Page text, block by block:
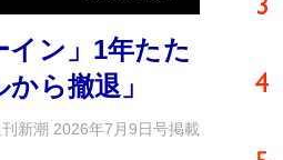
ン」1年たた
ら撤退」
刊新潮 2026年7月9日号掲載